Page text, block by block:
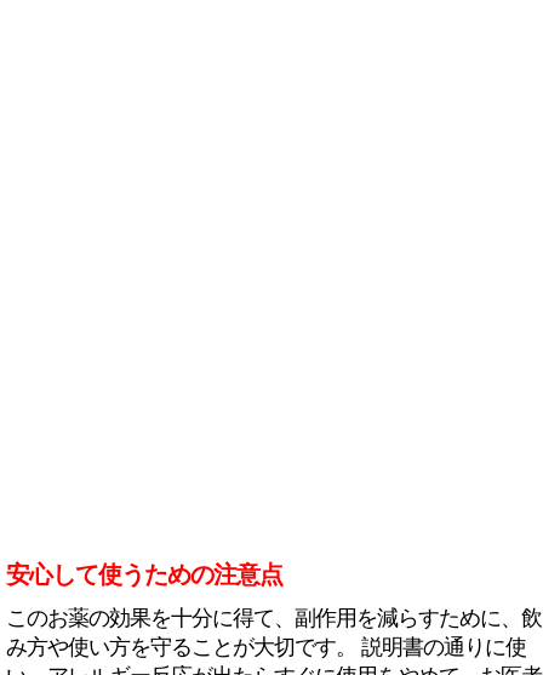
安心して使うための注意点
このお薬の効果を十分に得て、副作用を減らすために、飲
み方や使い方を守ることが大切です。 説明書の通りに使